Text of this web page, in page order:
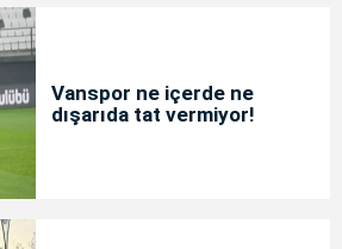
Vanspor ne içerde ne
dışarıda tat vermiyor!